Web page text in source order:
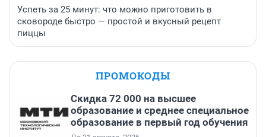
Успеть за 25 минут: что можно приготовить в
сковороде быстро — простой и вкусный рецепт
пиццы
ПРОМОКОДЫ
Скидка 72 000 на высшее
образование и среднее специальное
образование в первый год обучения